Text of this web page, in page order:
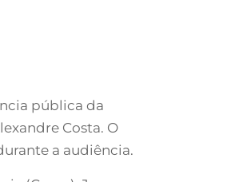
pública da
Costa. O
a audiência.